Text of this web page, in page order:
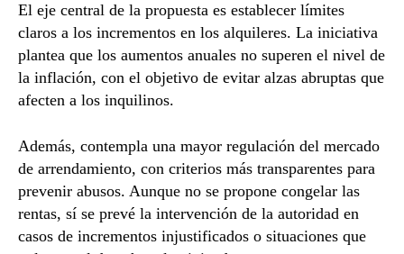
El eje central de la propuesta es establecer límites
claros a los incrementos en los alquileres. La iniciativa
plantea que los aumentos anuales no superen el nivel de
la inflación, con el objetivo de evitar alzas abruptas que
afecten a los inquilinos.
Además, contempla una mayor regulación del mercado
de arrendamiento, con criterios más transparentes para
prevenir abusos. Aunque no se propone congelar las
rentas, sí se prevé la intervención de la autoridad en
casos de incrementos injustificados o situaciones que